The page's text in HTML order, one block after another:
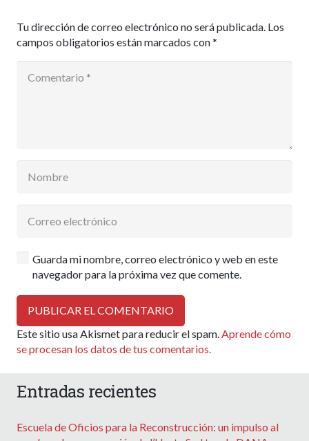
Tu dirección de correo electrónico no será publicada. Los
campos obligatorios están marcados con*
Guarda mi nombre, correo electrónico y web en este
navegador para la próxima vez que comente.
PUBLICAR EL COMENTARIO
Este sitio usa Akismet para reducir el spam. Aprende cómo
se procesan los datos de tus comentarios.
Entradas recientes
Escuela de Oficios para la Reconstrucción: un impulso al